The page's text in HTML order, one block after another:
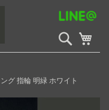
検
索
開
グ 指輪 明緑 ホワイト